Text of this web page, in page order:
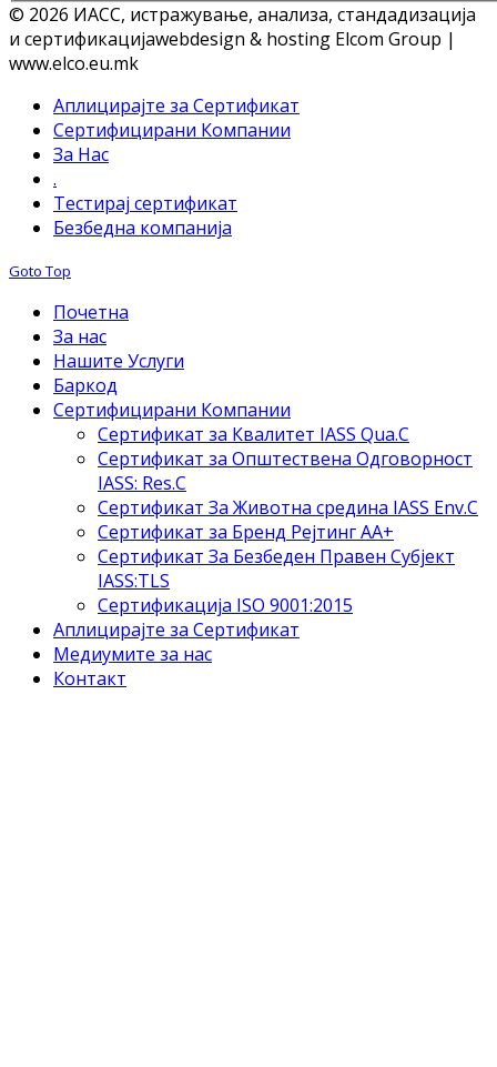
© 2026 ИАСС, истражување, анализа, стандадизација
и сертификацијаwebdesign & hosting Elcom Group |
www.elco.eu.mk
Аплицирајте за Сертификат
Сертифицирани Компании
За Нас
.
Тестирај сертификат
Безбедна компанија
Goto Top
Почетна
За нас
Нашите Услуги
Баркод
Сертифицирани Компании
Сертификат за Квалитет IASS Qua.C
Сертификат за Општествена Одговорност
IASS: Res.C
Сертификат За Животна средина IASS Env.C
Сертификат за Бренд Рејтинг АА+
Сертификат За Безбеден Правен Субјект
IASS:TLS
Сертификација ISO 9001:2015
Аплицирајте за Сертификат
Медиумите за нас
Контакт